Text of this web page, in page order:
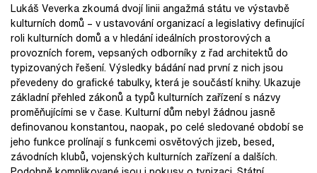
Lukáš Veverka zkoumá dvojí linii angažmá státu ve výstavbě
kulturních domů – v ustavování organizací a legislativy definující
roli kulturních domů a v hledání ideálních prostorových a
provozních forem, vepsaných odborníky z řad architektů do
typizovaných řešení. Výsledky bádání nad první z nich jsou
převedeny do grafické tabulky, která je součástí knihy. Ukazuje
základní přehled zákonů a typů kulturních zařízení s názvy
proměňujícími se v čase. Kulturní dům nebyl žádnou jasně
definovanou konstantou, naopak, po celé sledované období se
jeho funkce prolínají s funkcemi osvětových jizeb, besed,
závodních klubů, vojenských kulturních zařízení a dalších.